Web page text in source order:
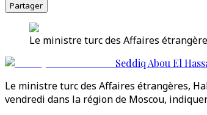
Partager
Le ministre turc des Affaires
Seddiq Abou El
Le ministre turc des Affaires étrangères,
vendredi dans la région de Moscou,